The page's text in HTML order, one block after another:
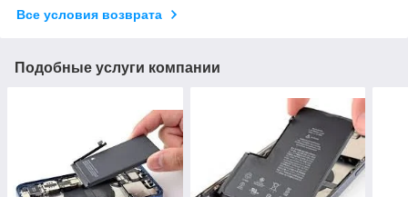
Все условия возврата
Подобные услуги компании